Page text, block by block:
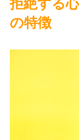
拒絶する
の特徴